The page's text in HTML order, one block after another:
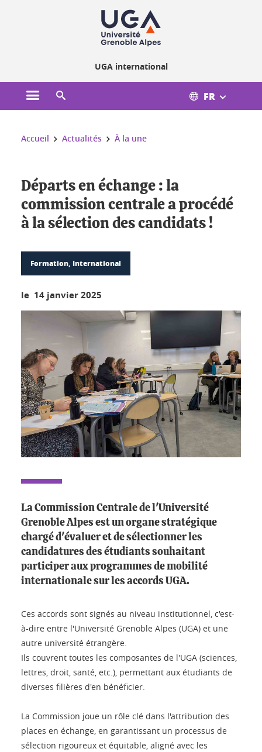
UGA international
Ouvrir le menu principal FR
Vous êtes ici :
Accueil Actualités À la une
Départs en échange : la
commission centrale a procédé
à la sélection des candidats !
Formation, International
le 14 janvier 2025
La Commission Centrale de l'Université
Grenoble Alpes est un organe stratégique
chargé d'évaluer et de sélectionner les
candidatures des étudiants souhaitant
participer aux programmes de mobilité
internationale sur les accords UGA.
Ces accords sont signés au niveau institutionnel, c'est-
à-dire entre l'Université Grenoble Alpes (UGA) et une
autre université étrangère.
Ils couvrent toutes les composantes de l'UGA (sciences,
lettres, droit, santé, etc.), permettant aux étudiants de
diverses filières d'en bénéficier.
La Commission joue un rôle clé dans l'attribution des
places en échange, en garantissant un processus de
sélection rigoureux et équitable, aligné avec les